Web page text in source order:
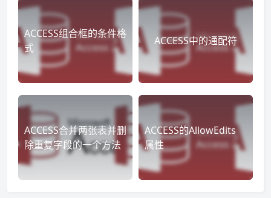
ACCESS组合框的条件格
式
ACCESS中的通配符
ACCESS合并两张表并删
除重复字段的一个方法
ACCESS的AllowEdits
属性